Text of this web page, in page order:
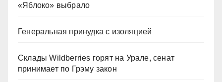
«Яблоко» выбрало
Генеральная принудка с изоляцией
Склады Wildberries горят на Урале, сенат
принимает по Грэму закон